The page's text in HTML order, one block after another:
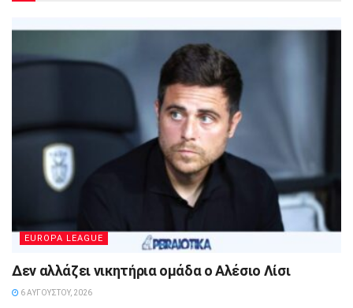
EUROPA LEAGUE
Δεν αλλάζει νικητήρια ομάδα ο Αλέσιο Λίσι
6 ΑΥΓΟΎΣΤΟΥ, 2026